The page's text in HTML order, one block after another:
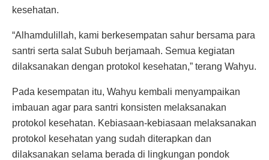
kesehatan.
“Alhamdulillah, kami berkesempatan sahur bersama para
santri serta salat Subuh berjamaah. Semua kegiatan
dilaksanakan dengan protokol kesehatan,” terang Wahyu.
Pada kesempatan itu, Wahyu kembali menyampaikan
imbauan agar para santri konsisten melaksanakan
protokol kesehatan. Kebiasaan-kebiasaan melaksanakan
protokol kesehatan yang sudah diterapkan dan
dilaksanakan selama berada di lingkungan pondok